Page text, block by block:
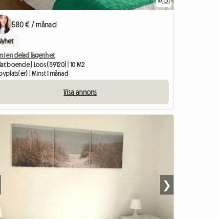
580 € / månad
i en delad lägenhet
boende | Loos (59120) | 10 M2
| Minst 1 månad
Visa annons
❯